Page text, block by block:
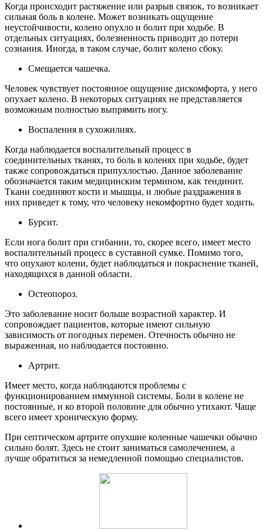
Когда происходит растяжение или разрыв связок, то возникает
сильная боль в колене. Может возникать ощущение
неустойчивости, колено опухло и болит при ходьбе. В
отдельных ситуациях, болезненность приводит до потери
сознания. Иногда, в таком случае, болит колено сбоку.
Смещается чашечка.
Человек чувствует постоянное ощущение дискомфорта, у него
опухает колено. В некоторых ситуациях не представляется
возможным полностью выпрямить ногу.
Воспаления в сухожилиях.
Когда наблюдается воспалительный процесс в
соединительных тканях, то боль в коленях при ходьбе, будет
также сопровождаться припухлостью. Данное заболевание
обозначается таким медицинским термином, как тендинит.
Ткани соединяют кости и мышцы, и любые раздражения в
них приведет к тому, что человеку некомфортно будет ходить.
Бурсит.
Если нога болит при сгибании, то, скорее всего, имеет место
воспалительный процесс в суставной сумке. Помимо того,
что опухают колени, будет наблюдаться и покраснение тканей,
находящихся в данной области.
Остеопороз.
Это заболевание носит больше возрастной характер. И
сопровождает пациентов, которые имеют сильную
зависимость от погодных перемен. Отечность обычно не
выраженная, но наблюдается постоянно.
Артрит.
Имеет место, когда наблюдаются проблемы с
функционированием иммунной системы. Боли в колене не
постоянные, и ко второй половине для обычно утихают. Чаще
всего имеет хроническую форму.
При септическом артрите опухшие коленные чашечки обычно
сильно болят. Здесь не стоит заниматься самолечением, а
лучше обратиться за немедленной помощью специалистов.